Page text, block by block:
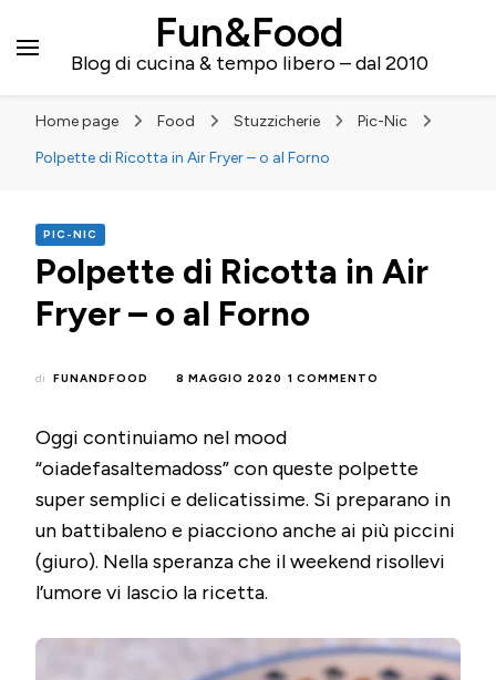
Fun&Food
Blog di cucina & tempo libero – dal 2010
Home page Food Stuzzicherie
Pic-Nic
Polpette di Ricotta in Air Fryer – o al Forno
PIC-NIC
Polpette di Ricotta in Air
Fryer – o al Forno
di FUNANDFOOD 8 MAGGIO 2020 1 COMMENTO
AIR
FRYER
O
AL
Oggi continuiamo nel mood
“oiadefasaltemadoss” con queste polpette
super semplici e delicatissime. Si preparano in
un battibaleno e piacciono anche ai più piccini
(giuro). Nella speranza che il weekend risollevi
l’umore vi lascio la ricetta.